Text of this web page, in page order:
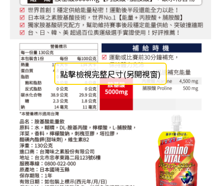
點擊檢視完整尺寸(另開視窗)